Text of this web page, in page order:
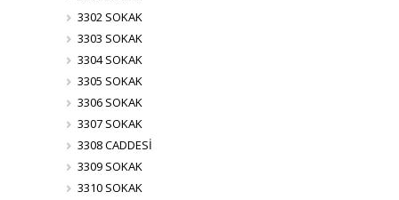
3302 SOKAK
3303 SOKAK
3304 SOKAK
3305 SOKAK
3306 SOKAK
3307 SOKAK
3308 CADDESİ
3309 SOKAK
3310 SOKAK